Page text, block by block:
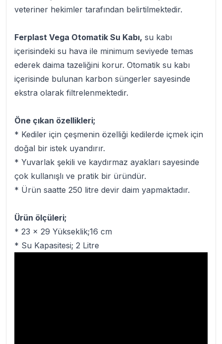
veteriner hekimler tarafından belirtilmektedir.
Ferplast Vega Otomatik Su Kabı, su kabı
içerisindeki su hava ile minimum seviyede temas
ederek daima tazeliğini korur. Otomatik su kabı
içerisinde bulunan karbon süngerler sayesinde
ekstra olarak filtrelenmektedir.
Öne çıkan özellikleri;
* Kediler için çeşmenin özelliği kedilerde içmek için
doğal bir istek uyandırır.
* Yuvarlak şekili ve kaydırmaz ayakları sayesinde
çok kullanışlı ve pratik bir üründür.
* Ürün saatte 250 litre devir daim yapmaktadır.
Ürün ölçüleri;
* 23 x 29 Yükseklik;16 cm
* Su Kapasitesi; 2 Litre